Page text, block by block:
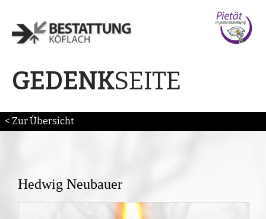
GEDENKSEITE
< Zur Übersicht
Hedwig Neubauer